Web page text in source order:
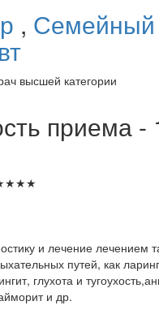
, Семейный
высшей категории
приема -
★★★
и лечение лечением
путей, как
глухота и
и др.